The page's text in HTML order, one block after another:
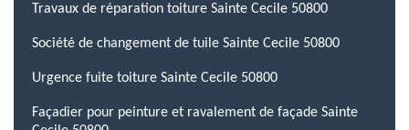
Travaux de réparation toiture Sainte Cecile 50800
Société de changement de tuile Sainte Cecile 50800
Urgence fuite toiture Sainte Cecile 50800
Façadier pour peinture et ravalement de façade Sainte